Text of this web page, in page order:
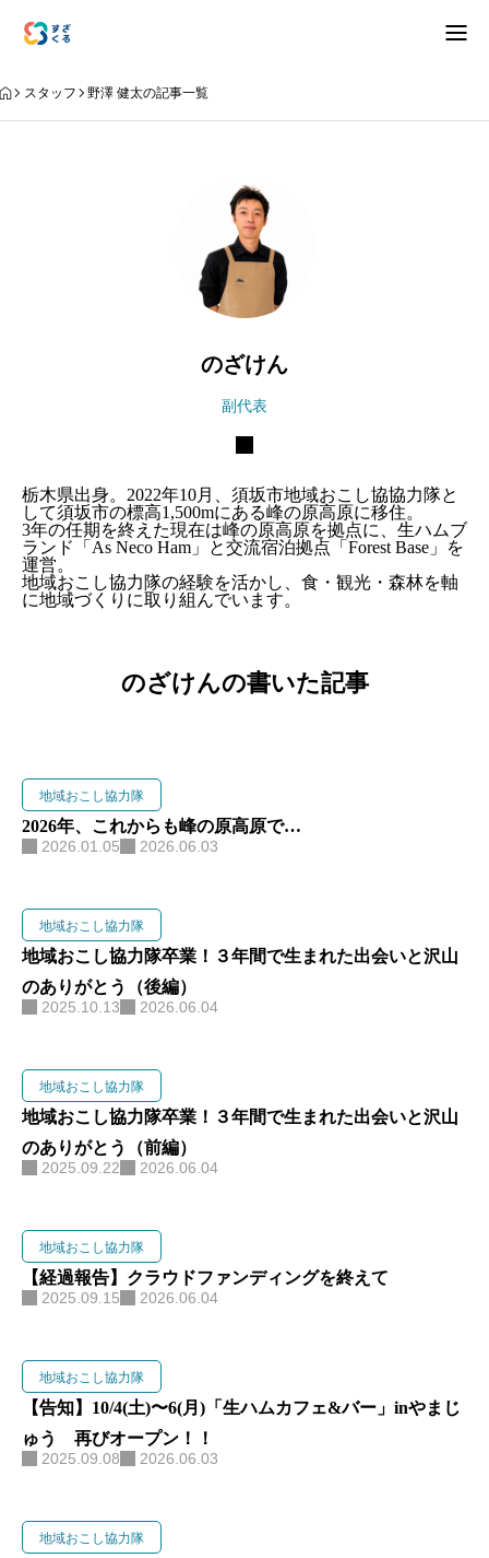
アバウト
スタッフ 野澤 健太の記事一覧
のざけん
副代表
栃木県出身。2022年10月、須坂市地域おこし協協力隊と
して須坂市の標高1,500mにある峰の原高原に移住。
3年の任期を終えた現在は峰の原高原を拠点に、生ハムブ
ランド「As Neco Ham」と交流宿泊拠点「Forest Base」を
運営。
地域おこし協力隊の経験を活かし、食・観光・森林を軸
に地域づくりに取り組んでいます。
のざけんの書いた記事
地域おこし協力隊
2026年、これからも峰の原高原で…
2026.01.05 2026.06.03
地域おこし協力隊
地域おこし協力隊卒業！３年間で生まれた出会いと沢山
のありがとう（後編）
2025.10.13 2026.06.04
地域おこし協力隊
地域おこし協力隊卒業！３年間で生まれた出会いと沢山
のありがとう（前編）
2025.09.22 2026.06.04
地域おこし協力隊
【経過報告】クラウドファンディングを終えて
2025.09.15 2026.06.04
地域おこし協力隊
【告知】10/4(土)〜6(月)「生ハムカフェ&バー」inやまじ
ゅう 再びオープン！！
2025.09.08 2026.06.03
地域おこし協力隊